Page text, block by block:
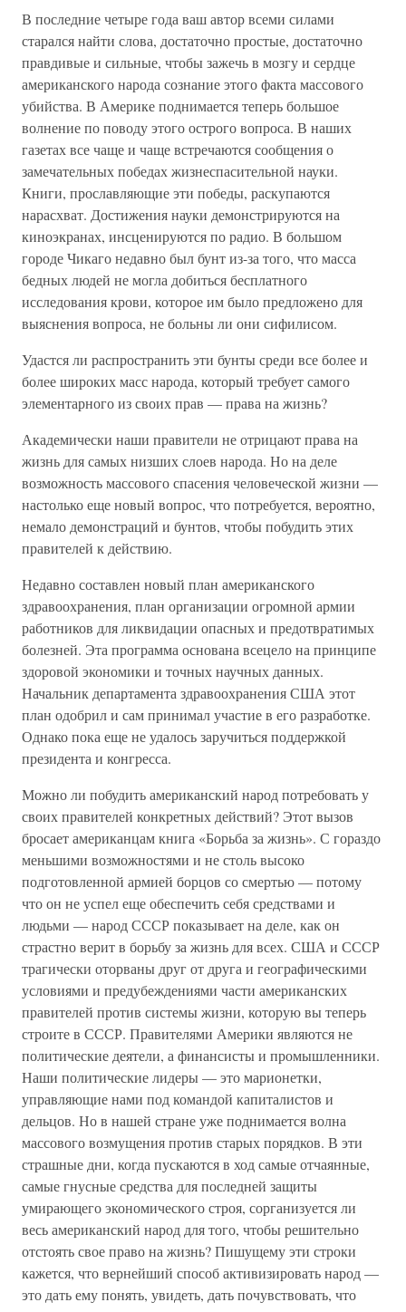
В последние четыре года ваш автор всеми силами
старался найти слова, достаточно простые, достаточно
правдивые и сильные, чтобы зажечь в мозгу и сердце
американского народа сознание этого факта массового
убийства. В Америке поднимается теперь большое
волнение по поводу этого острого вопроса. В наших
газетах все чаще и чаще встречаются сообщения о
замечательных победах жизнеспасительной науки.
Книги, прославляющие эти победы, раскупаются
нарасхват. Достижения науки демонстрируются на
киноэкранах, инсценируются по радио. В большом
городе Чикаго недавно был бунт из-за того, что масса
бедных людей не могла добиться бесплатного
исследования крови, которое им было предложено для
выяснения вопроса, не больны ли они сифилисом.
Удастся ли распространить эти бунты среди все более и
более широких масс народа, который требует самого
элементарного из своих прав — права на жизнь?
Академически наши правители не отрицают права на
жизнь для самых низших слоев народа. Но на деле
возможность массового спасения человеческой жизни —
настолько еще новый вопрос, что потребуется, вероятно,
немало демонстраций и бунтов, чтобы побудить этих
правителей к действию.
Недавно составлен новый план американского
здравоохранения, план организации огромной армии
работников для ликвидации опасных и предотвратимых
болезней. Эта программа основана всецело на принципе
здоровой экономики и точных научных данных.
Начальник департамента здравоохранения США этот
план одобрил и сам принимал участие в его разработке.
Однако пока еще не удалось заручиться поддержкой
президента и конгресса.
Можно ли побудить американский народ потребовать у
своих правителей конкретных действий? Этот вызов
бросает американцам книга «Борьба за жизнь». С гораздо
меньшими возможностями и не столь высоко
подготовленной армией борцов со смертью — потому
что он не успел еще обеспечить себя средствами и
людьми — народ СССР показывает на деле, как он
страстно верит в борьбу за жизнь для всех. США и СССР
трагически оторваны друг от друга и географическими
условиями и предубеждениями части американских
правителей против системы жизни, которую вы теперь
строите в СССР. Правителями Америки являются не
политические деятели, а финансисты и промышленники.
Наши политические лидеры — это марионетки,
управляющие нами под командой капиталистов и
дельцов. Но в нашей стране уже поднимается волна
массового возмущения против старых порядков. В эти
страшные дни, когда пускаются в ход самые отчаянные,
самые гнусные средства для последней защиты
умирающего экономического строя, сорганизуется ли
весь американский народ для того, чтобы решительно
отстоять свое право на жизнь? Пишущему эти строки
кажется, что вернейший способ активизировать народ —
это дать ему понять, увидеть, дать почувствовать, что